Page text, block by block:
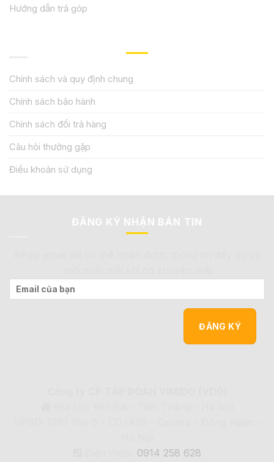
Hướng dẫn trả góp
Chính sách và quy định chung
Chính sách bảo hành
Chính sách đổi trả hàng
Câu hỏi thường gặp
Điều khoản sử dụng
ĐĂNG KÝ NHẬN BẢN TIN
0914 258 628